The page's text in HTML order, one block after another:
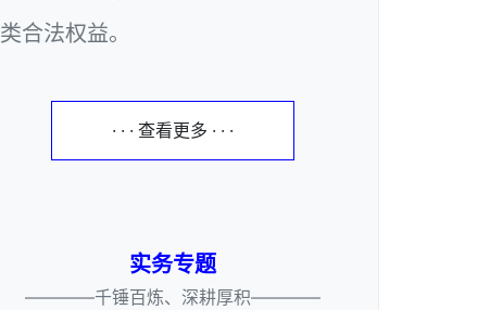
类合法权益。
· · · 查看更多 · · ·
实务专题
————千锤百炼、深耕厚积————